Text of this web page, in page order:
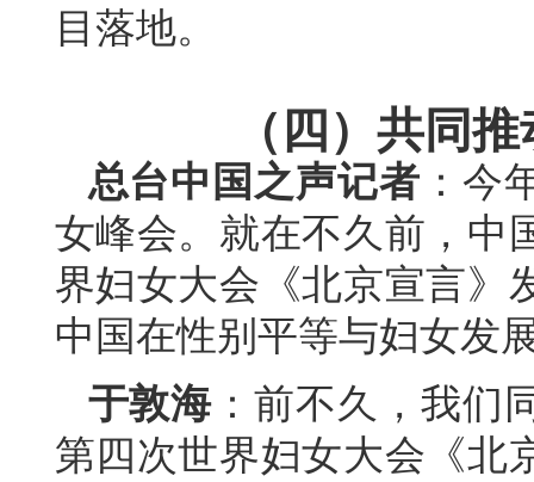
目落地。
（四）共同
总台中国之声记者 ：今
女峰会。就在不久前，中
界妇女大会《北京宣言》
中国在性别平等与妇女发
于敦海 ：前不久，我们
第四次世界妇女大会《北